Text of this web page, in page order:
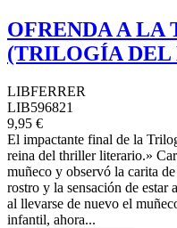
OFRENDA A LA
(TRILOGÍA DEL
LIBFERRER
LIB596821
9,95 €
El impactante final de la
reina del thriller literario.»
muñeco y observó la carita
rostro y la sensación de estar
al llevarse de nuevo el
infantil, ahora...